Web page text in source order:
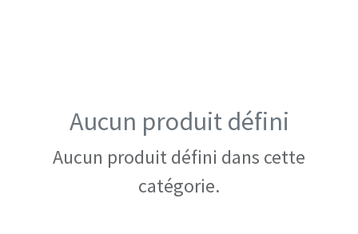
Aucun produit défini
Aucun produit défini dans cette
catégorie.